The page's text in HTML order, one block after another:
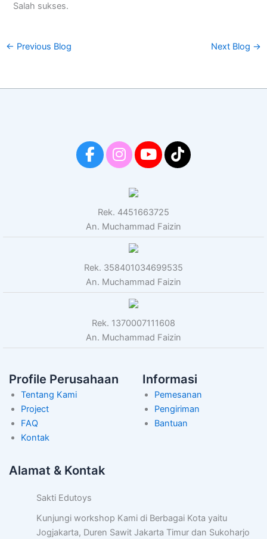
Salah sukses.
← Previous Blog Next Blog →
Rek. 4451663725
An. Muchammad Faizin
Rek. 358401034699535
An. Muchammad Faizin
Rek. 1370007111608
An. Muchammad Faizin
Profile Perusahaan
Tentang Kami
Project
FAQ
Kontak
Informasi
Pemesanan
Pengiriman
Bantuan
Alamat & Kontak
Sakti Edutoys
Kunjungi workshop Kami di Berbagai Kota yaitu
Jogjakarta, Duren Sawit Jakarta Timur dan Sukoharjo